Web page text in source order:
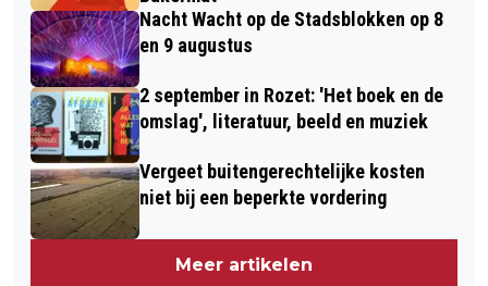
Nacht Wacht op de Stadsblokken op 8
en 9 augustus
2 september in Rozet: 'Het boek en de
omslag', literatuur, beeld en muziek
Vergeet buitengerechtelijke kosten
niet bij een beperkte vordering
Meer artikelen